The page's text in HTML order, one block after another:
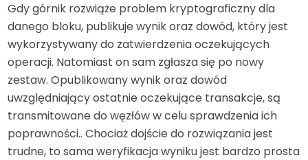
Gdy górnik rozwiąże problem kryptograficzny dla
danego bloku, publikuje wynik oraz dowód, który jest
wykorzystywany do zatwierdzenia oczekujących
operacji. Natomiast on sam zgłasza się po nowy
zestaw. Opublikowany wynik oraz dowód
uwzględniający ostatnie oczekujące transakcje, są
transmitowane do węzłów w celu sprawdzenia ich
poprawności.. Chociaż dojście do rozwiązania jest
trudne, to sama weryfikacja wyniku jest bardzo prosta